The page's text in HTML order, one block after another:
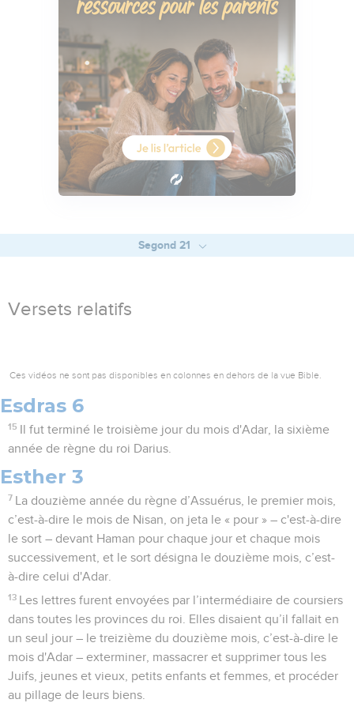
Segond 21
Versets relatifs
Ces vidéos ne sont pas disponibles en colonnes en dehors de la vue Bible.
Esdras 6
15
Il fut terminé le troisième jour du mois d'Adar, la sixième
année de règne du roi Darius.
Esther 3
7
La douzième année du règne d’Assuérus, le premier mois,
c’est-à-dire le mois de Nisan, on jeta le « pour » – c'est-à-dire
le sort – devant Haman pour chaque jour et chaque mois
successivement, et le sort désigna le douzième mois, c’est-
à-dire celui d'Adar.
13
Les lettres furent envoyées par l’intermédiaire de coursiers
dans toutes les provinces du roi. Elles disaient qu’il fallait en
un seul jour – le treizième du douzième mois, c’est-à-dire le
mois d'Adar – exterminer, massacrer et supprimer tous les
Juifs, jeunes et vieux, petits enfants et femmes, et procéder
au pillage de leurs biens.